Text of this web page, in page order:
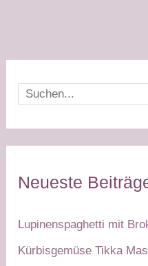
Suchen
Neueste
Lupinenspaghetti mit
Kürbisgemüse Tikka